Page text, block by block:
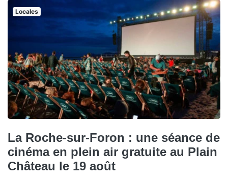
Locales
La Roche-sur-Foron : une séance de
cinéma en plein air gratuite au Plain
Château le 19 août